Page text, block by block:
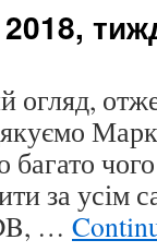
багато
за усім
…